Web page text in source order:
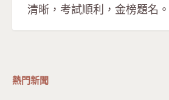
清晰，考試順利，金榜題名。
熱門新聞